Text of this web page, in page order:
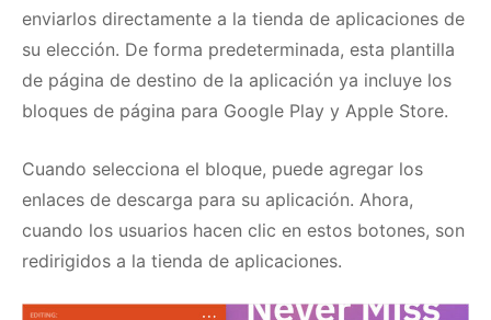
enviarlos directamente a la tienda de aplicaciones de
su elección. De forma predeterminada, esta plantilla
de página de destino de la aplicación ya incluye los
bloques de página para Google Play y Apple Store.
Cuando selecciona el bloque, puede agregar los
enlaces de descarga para su aplicación. Ahora,
cuando los usuarios hacen clic en estos botones, son
redirigidos a la tienda de aplicaciones.